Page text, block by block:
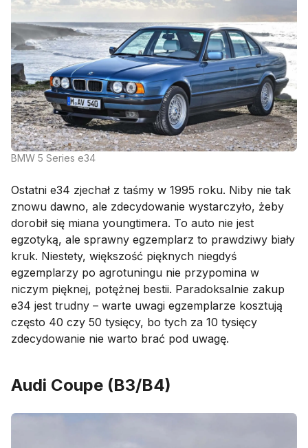
BMW 5 Series e34
Ostatni e34 zjechał z taśmy w 1995 roku. Niby nie tak
znowu dawno, ale zdecydowanie wystarczyło, żeby
dorobił się miana youngtimera. To auto nie jest
egzotyką, ale sprawny egzemplarz to prawdziwy biały
kruk. Niestety, większość pięknych niegdyś
egzemplarzy po agrotuningu nie przypomina w
niczym pięknej, potężnej bestii. Paradoksalnie zakup
e34 jest trudny – warte uwagi egzemplarze kosztują
często 40 czy 50 tysięcy, bo tych za 10 tysięcy
zdecydowanie nie warto brać pod uwagę.
Audi Coupe (B3/B4)